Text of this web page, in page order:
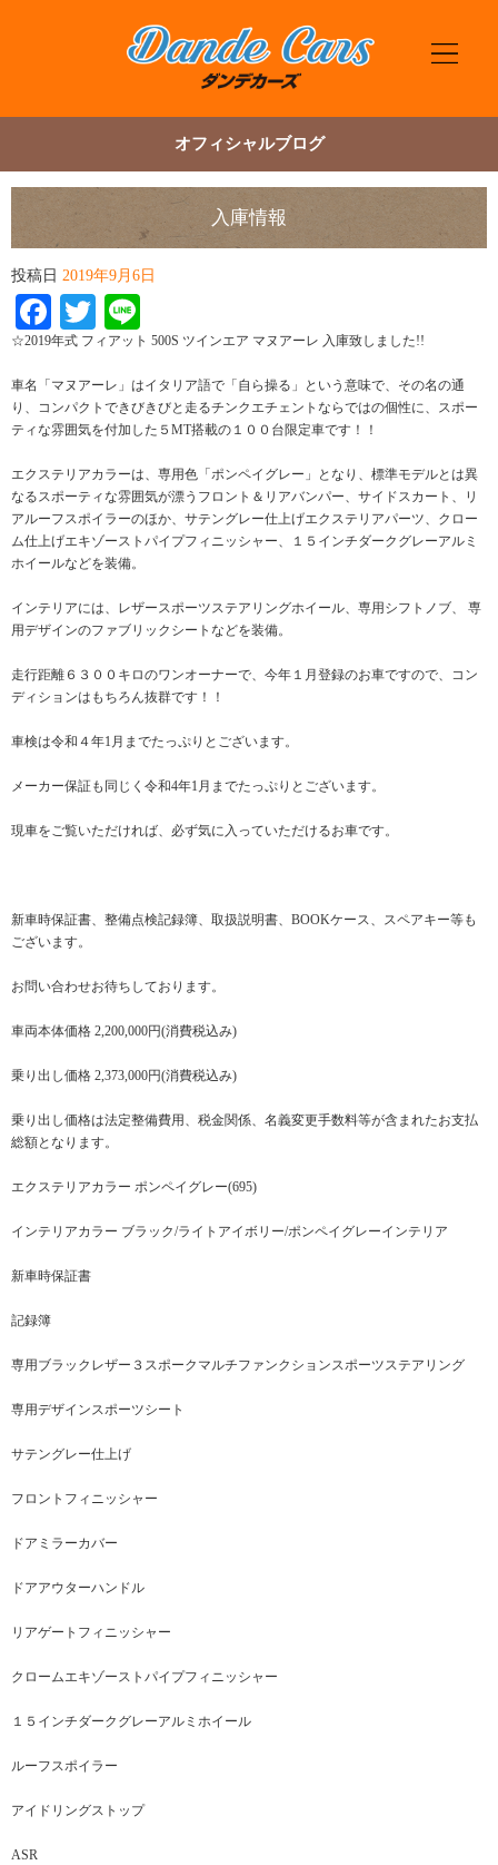
オフィシャルブログ
入庫情報
投稿日 2019年9月6日
Facebook
Twitter
☆2019年式 フィアット 500S ツインエア マヌアーレ 入庫致しました!!
車名「マヌアーレ」はイタリア語で「自ら操る」という意味で、その名の通
り、コンパクトできびきびと走るチンクエチェントならではの個性に、スポー
ティな雰囲気を付加した５MT搭載の１００台限定車です！！
エクステリアカラーは、専用色「ポンペイグレー」となり、標準モデルとは異
なるスポーティな雰囲気が漂うフロント＆リアバンパー、サイドスカート、リ
アルーフスポイラーのほか、サテングレー仕上げエクステリアパーツ、クロー
ム仕上げエキゾーストパイプフィニッシャー、１５インチダークグレーアルミ
ホイールなどを装備。
インテリアには、レザースポーツステアリングホイール、専用シフトノブ、 専
用デザインのファブリックシートなどを装備。
走行距離６３００キロのワンオーナーで、今年１月登録のお車ですので、コン
ディションはもちろん抜群です！！
車検は令和４年1月までたっぷりとございます。
メーカー保証も同じく令和4年1月までたっぷりとございます。
現車をご覧いただければ、必ず気に入っていただけるお車です。
新車時保証書、整備点検記録簿、取扱説明書、BOOKケース、スペアキー等も
ございます。
お問い合わせお待ちしております。
車両本体価格 2,200,000円(消費税込み)
乗り出し価格 2,373,000円(消費税込み)
乗り出し価格は法定整備費用、税金関係、名義変更手数料等が含まれたお支払
総額となります。
エクステリアカラー ポンペイグレー(695)
インテリアカラー ブラック/ライトアイボリー/ポンペイグレーインテリア
新車時保証書
記録簿
専用ブラックレザー３スポークマルチファンクションスポーツステアリング
専用デザインスポーツシート
サテングレー仕上げ
フロントフィニッシャー
ドアミラーカバー
ドアアウターハンドル
リアゲートフィニッシャー
クロームエキゾーストパイプフィニッシャー
１５インチダークグレーアルミホイール
ルーフスポイラー
アイドリングストップ
ASR